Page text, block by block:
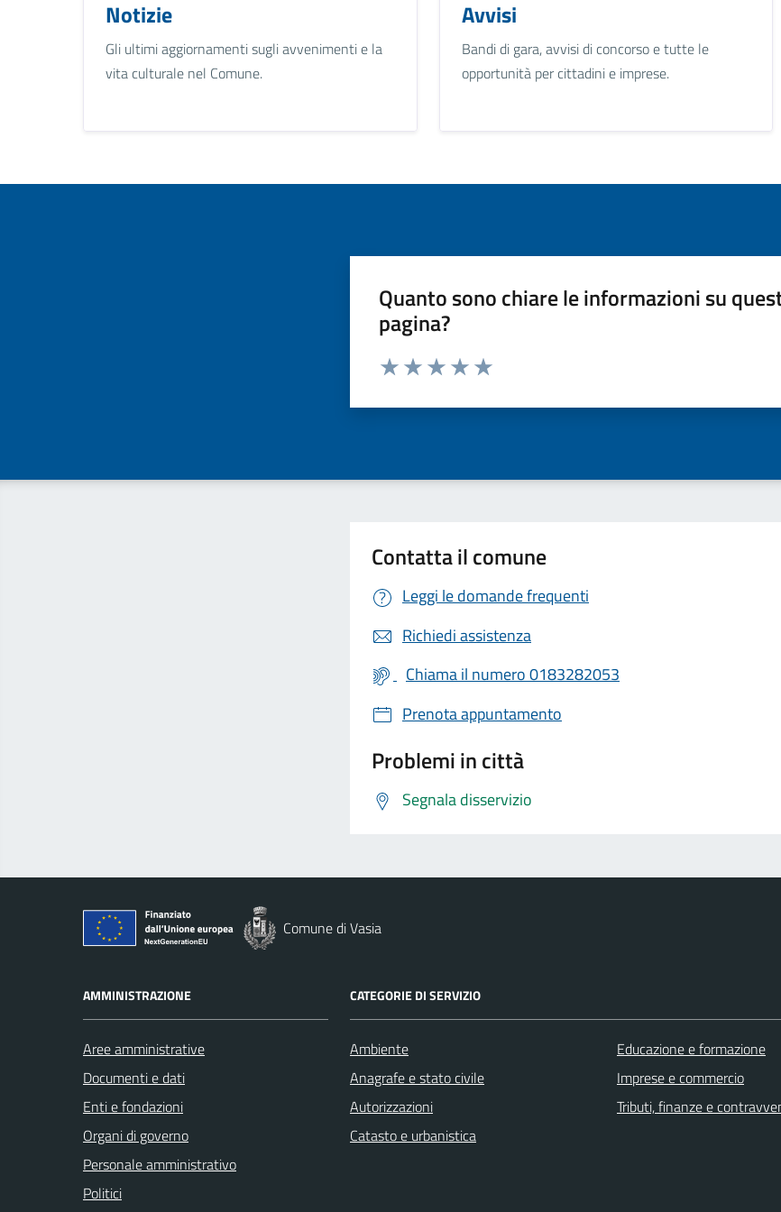
Notizie
Gli ultimi aggiornamenti sugli avvenimenti e la
vita culturale nel Comune.
Avvisi
Bandi di gara, avvisi di concorso e tutte le
opportunità per cittadini e imprese.
Quanto sono chiare le informazioni su
pagina?
Valuta da 1 a 5 stelle la pagina
Contatta il comune
Leggi le domande frequenti
Richiedi assistenza
Chiama il numero 0183282053
Prenota appuntamento
Problemi in città
Segnala disservizio
Comune di Vasia
AMMINISTRAZIONE
Aree amministrative
Documenti e dati
Enti e fondazioni
Organi di governo
Personale amministrativo
Politici
CATEGORIE DI SERVIZIO
Ambiente
Anagrafe e stato civile
Autorizzazioni
Catasto e urbanistica
Educazione e formazione
Imprese e commercio
Tributi, finanze e